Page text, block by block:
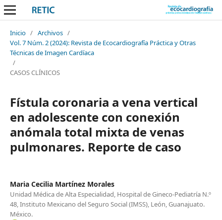
Inicio / Archivos /
Vol. 7 Núm. 2 (2024): Revista de Ecocardiografía Práctica y Otras
Técnicas de Imagen Cardíaca
/
CASOS CLÍNICOS
Fístula coronaria a vena vertical
en adolescente con conexión
anómala total mixta de venas
pulmonares. Reporte de caso
Maria Cecilia Martínez Morales
Unidad Médica de Alta Especialidad, Hospital de Gineco-Pediatría N.º
48, Instituto Mexicano del Seguro Social (IMSS), León, Guanajuato.
México.